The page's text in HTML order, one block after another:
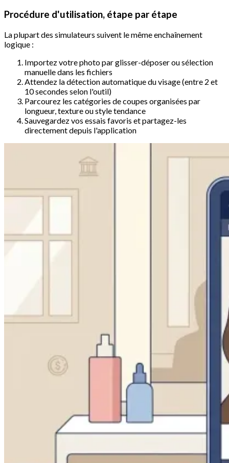
Procédure d'utilisation, étape par étape
La plupart des simulateurs suivent le même enchaînement
logique :
Importez votre photo par glisser-déposer ou sélection
manuelle dans les fichiers
Attendez la détection automatique du visage (entre 2 et
10 secondes selon l'outil)
Parcourez les catégories de coupes organisées par
longueur, texture ou style tendance
Sauvegardez vos essais favoris et partagez-les
directement depuis l'application